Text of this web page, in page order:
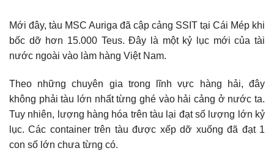
Mới đây, tàu MSC Auriga đã cập cảng SSIT tại Cái Mép khi
bốc dỡ hơn 15.000 Teus. Đây là một kỷ lục mới của tài
nước ngoài vào làm hàng Việt Nam.
Theo những chuyên gia trong lĩnh vực hàng hải, đây
không phải tàu lớn nhất từng ghé vào hải cảng ở nước ta.
Tuy nhiên, lượng hàng hóa trên tàu lại đạt số lượng lớn kỷ
lục. Các container trên tàu được xếp dỡ xuống đã đạt 1
con số lớn chưa từng có.